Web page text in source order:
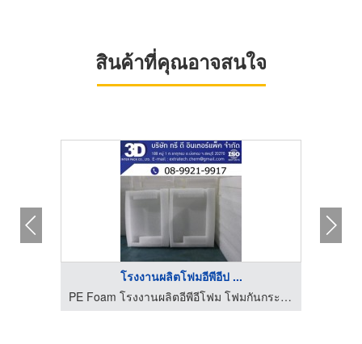
สินค้าที่คุณอาจสนใจ
โรงงานผลิตโฟมอีพีอีป ...
PE Foam โรงงานผลิตอีพีอีโฟม โฟมกันกระแทก โฟมม้วนชลบุรี